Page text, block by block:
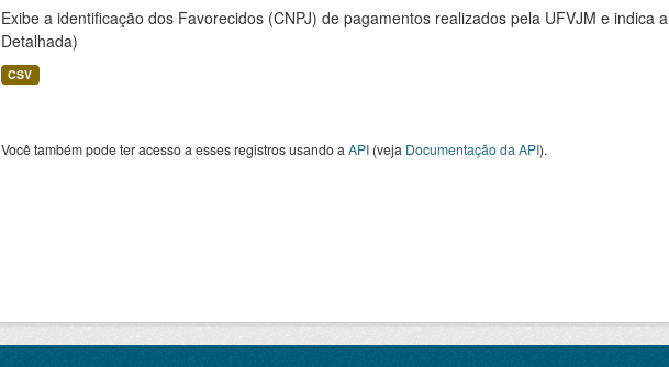
Exibe a identificação dos Favorecidos (CNPJ) de pagamentos realizados pela UFVJM e indica
Detalhada)
CSV
Você também pode ter acesso a esses registros usando a API(veja Documentação da API).